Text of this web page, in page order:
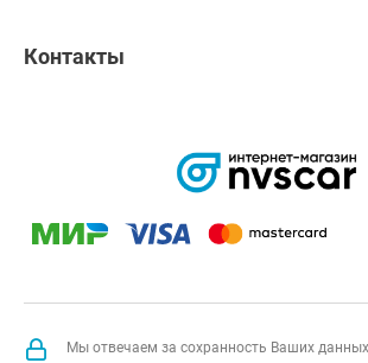
Контакты
Мы отвечаем за сохранность Ваших